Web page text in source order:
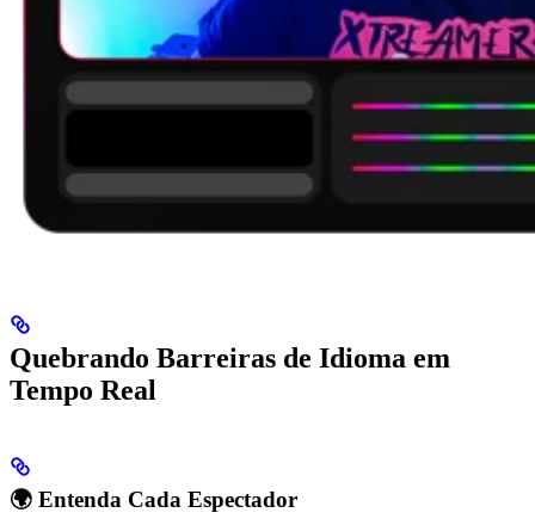
Quebrando Barreiras de Idioma em
Tempo Real
🌍 Entenda Cada Espectador